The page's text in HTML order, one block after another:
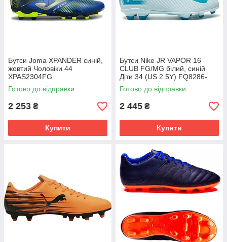
Бутси Joma XPANDER синій,
жовтий Чоловіки 44
XPAS2304FG
Готово до відправки
2 253 ₴
Купити
Бутси Nike JR VAPOR 16
CLUB FG/MG білий, синій
Діти 34 (US 2.5Y) FQ8286-
400
Готово до відправки
2 445 ₴
Купити